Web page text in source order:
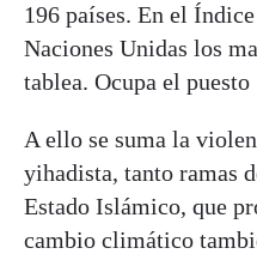
196 países. En el
Naciones Unidas los
tablea. Ocupa el puesto
A ello se suma la
yihadista, tanto ramas
Estado Islámico, que
cambio climático